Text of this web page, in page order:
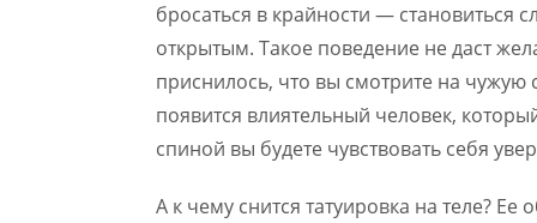
бросаться в крайности —
открытым. Такое поведение не даст
приснилось, что вы смотрите на
появится влиятельный человек,
спиной вы будете чувствовать себя
А к чему снится татуировка на теле? Ее